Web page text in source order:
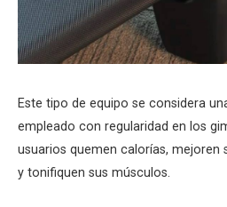
Este tipo de equipo se considera
empleado con regularidad en los
usuarios quemen calorías, mejoren
y tonifiquen sus músculos.